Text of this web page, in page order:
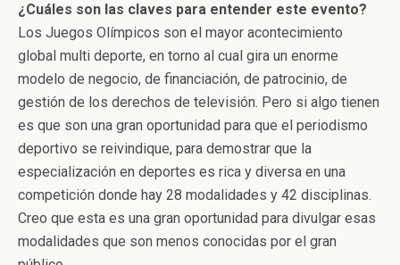
¿Cuáles son las claves para entender este evento?
Los Juegos Olímpicos son el mayor acontecimiento
global multi deporte, en torno al cual gira un enorme
modelo de negocio, de financiación, de patrocinio, de
gestión de los derechos de televisión. Pero si algo tienen
es que son una gran oportunidad para que el periodismo
deportivo se reivindique, para demostrar que la
especialización en deportes es rica y diversa en una
competición donde hay 28 modalidades y 42 disciplinas.
Creo que esta es una gran oportunidad para divulgar esas
modalidades que son menos conocidas por el gran